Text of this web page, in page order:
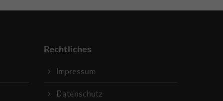
Rechtliches
Impressum
Datenschutz